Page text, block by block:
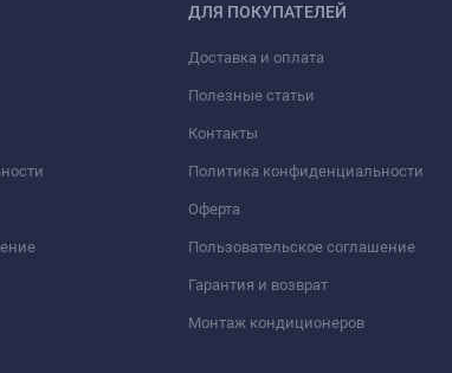
ДЛЯ ПОКУПАТЕЛЕЙ
Доставка и оплата
Полезные статьи
Контакты
Политика конфиденциальности
Оферта
Пользовательское соглашение
Гарантия и возврат
Монтаж кондиционеров